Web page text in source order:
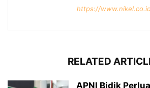
https://
RELATED
APNI Bidik